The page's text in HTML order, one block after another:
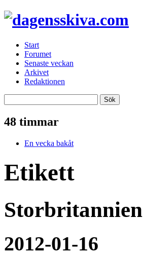
Start
Forumet
Senaste veckan
Arkivet
Redaktionen
48 timmar
En vecka bakåt
Etikett
Storbritannien
2012-01-16